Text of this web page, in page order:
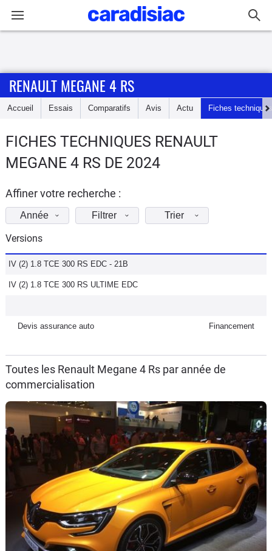
Accueil
Essais
d'achat
Electriques
Utilitaires
Flottes
Services
Forum
Marques
RENAULT MEGANE 4 RS
Accueil Essais Comparatifs Avis Actu Fiches techniques
FICHES TECHNIQUES RENAULT
MEGANE 4 RS DE 2024
Affiner votre recherche :
Année Filtrer Trier
Versions
IV (2) 1.8 TCE 300 RS EDC - 21B
IV (2) 1.8 TCE 300 RS ULTIME EDC
Devis assurance auto Financement
Toutes les Renault Megane 4 Rs par année de
commercialisation